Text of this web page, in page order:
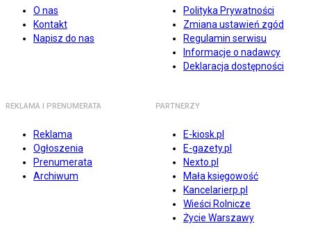
O nas
Kontakt
Napisz do nas
Polityka Prywatności
Zmiana ustawień zgód
Regulamin serwisu
Informacje o nadawcy
Deklaracja dostępności
REKLAMA I PRENUMERATA
Reklama
Ogłoszenia
Prenumerata
Archiwum
PARTNERZY
E-kiosk.pl
E-gazety.pl
Nexto.pl
Mała księgowość
Kancelarierp.pl
Wieści Rolnicze
Życie Warszawy